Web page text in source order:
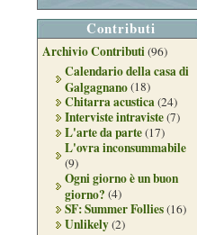
Contributi
Archivio Contributi(96)
Calendario della casa di
Galgagnano(18)
Chitarra acustica(24)
Interviste intraviste(7)
L'arte da parte(17)
L'ovra inconsummabile
(9)
Ogni giorno è un buon
giorno? (4)
SF: Summer Follies(16)
Unlikely(2)